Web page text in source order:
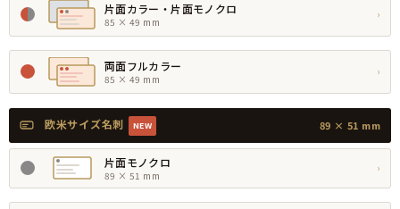
片面カラー・片面モノクロ
85 × 49 mm
›
両面フルカラー
85 × 49 mm
›
欧米サイズ名刺 NEW 89 × 51 mm
片面モノクロ
89 × 51 mm
›